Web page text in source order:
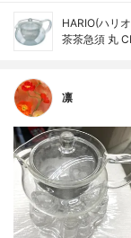
HARIO(ハリ
茶茶急須 丸
凛